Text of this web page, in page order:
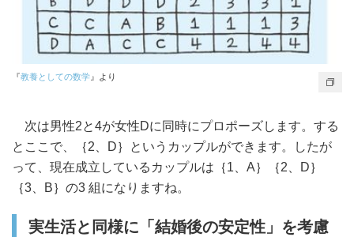
『教養としての数学』より
次は男性2と4が女性Dに同時にプロポーズします。する
とここで、｛2、D｝というカップルができます。したが
って、現在成立しているカップルは｛1、A｝｛2、D｝
｛3、B｝の3 組になりますね。
実生活と同様に「結婚後の安定性」を考慮